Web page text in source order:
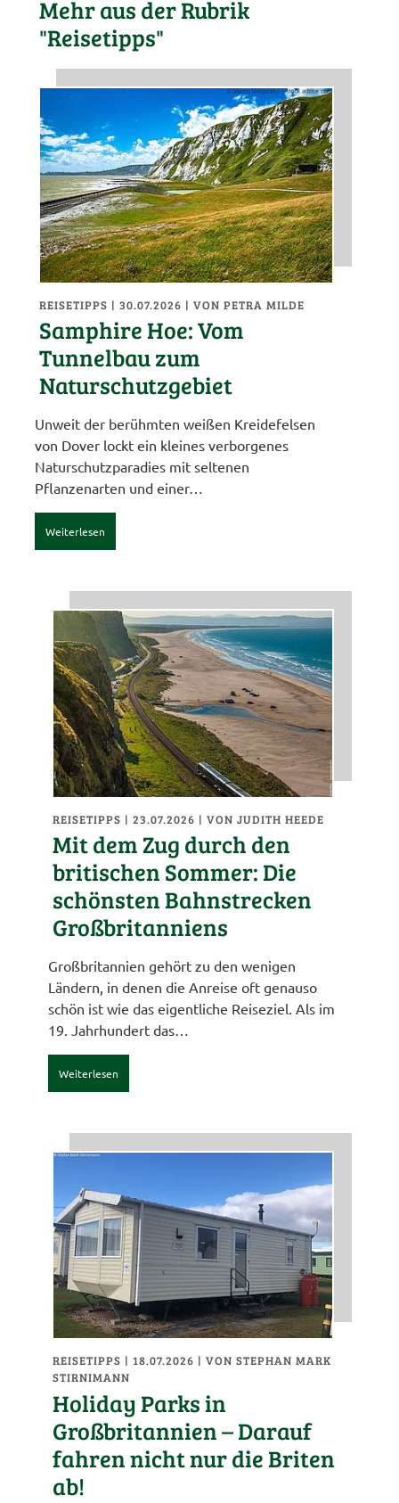
Mehr aus der Rubrik
"Reisetipps"
REISETIPPS | 30.07.2026 |VON PETRA MILDE
Samphire Hoe: Vom
Tunnelbau zum
Naturschutzgebiet
Unweit der berühmten weißen Kreidefelsen
von Dover lockt ein kleines verborgenes
Naturschutzparadies mit seltenen
Pflanzenarten und einer…
Weiterlesen
REISETIPPS | 23.07.2026 |VON JUDITH HEEDE
Mit dem Zug durch den
britischen Sommer: Die
schönsten Bahnstrecken
Großbritanniens
Großbritannien gehört zu den wenigen
Ländern, in denen die Anreise oft genauso
schön ist wie das eigentliche Reiseziel. Als im
19. Jahrhundert das…
Weiterlesen
REISETIPPS | 18.07.2026 |VON STEPHAN MARK
STIRNIMANN
Holiday Parks in
Großbritannien – Darauf
fahren nicht nur die Briten
ab!